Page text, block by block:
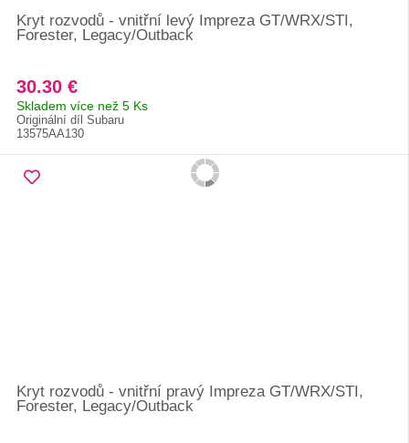
Kryt rozvodů - vnitřní levý Impreza GT/WRX/STI,
Forester, Legacy/Outback
30.30 €
Skladem více než 5 Ks
Originální díl Subaru
13575AA130
Kryt rozvodů - vnitřní pravý Impreza GT/WRX/STI,
Forester, Legacy/Outback